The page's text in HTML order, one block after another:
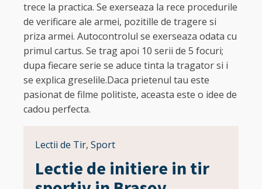
trece la practica. Se exerseaza la rece procedurile
de verificare ale armei, pozitille de tragere si
priza armei. Autocontrolul se exerseaza odata cu
primul cartus. Se trag apoi 10 serii de 5 focuri;
dupa fiecare serie se aduce tinta la tragator si i
se explica greselile.Daca prietenul tau este
pasionat de filme politiste, aceasta este o idee de
cadou perfecta.
Lectii de Tir, Sport
Lectie de initiere in tir